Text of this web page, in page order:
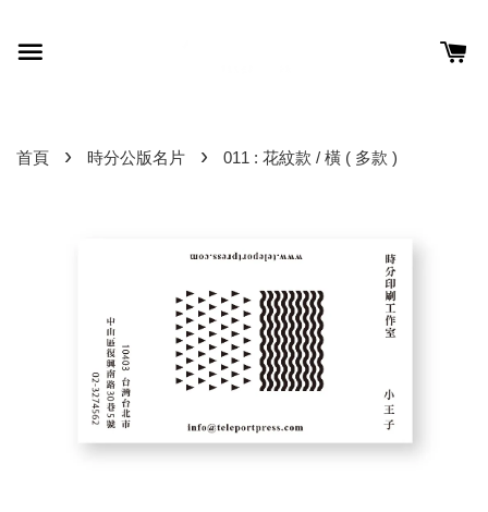
首頁 › 時分公版名片 › 011 : 花紋款 / 橫 ( 多款 )